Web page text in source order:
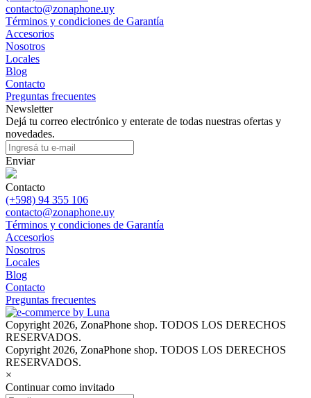
contacto@zonaphone.uy
Términos y condiciones de Garantía
Accesorios
Nosotros
Locales
Blog
Contacto
Preguntas frecuentes
Newsletter
Dejá tu correo electrónico y enterate de todas nuestras ofertas y
novedades.
Enviar
Contacto
(+598) 94 355 106
contacto@zonaphone.uy
Términos y condiciones de Garantía
Accesorios
Nosotros
Locales
Blog
Contacto
Preguntas frecuentes
Copyright 2026, ZonaPhone shop. TODOS LOS DERECHOS
RESERVADOS.
Copyright 2026, ZonaPhone shop. TODOS LOS DERECHOS
RESERVADOS.
×
Continuar como invitado